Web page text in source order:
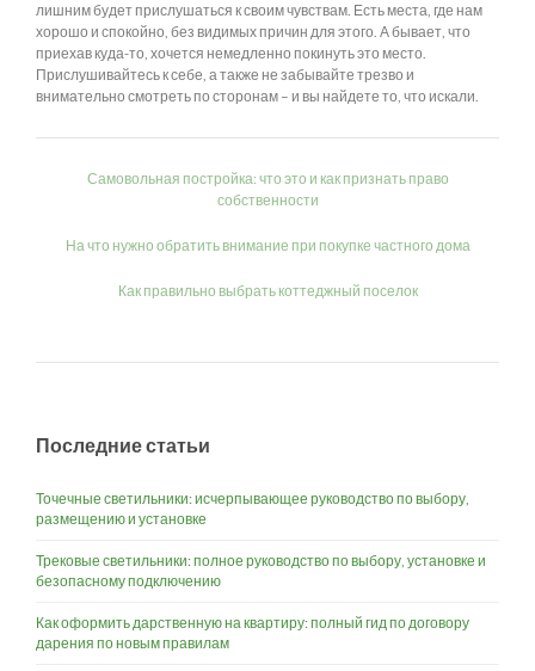
лишним будет прислушаться к своим чувствам. Есть места, где нам
хорошо и спокойно, без видимых причин для этого. А бывает, что
приехав куда-то, хочется немедленно покинуть это место.
Прислушивайтесь к себе, а также не забывайте трезво и
внимательно смотреть по сторонам – и вы найдете то, что искали.
Самовольная постройка: что это и как признать право
собственности
На что нужно обратить внимание при покупке частного дома
Как правильно выбрать коттеджный поселок
Последние статьи
Точечные светильники: исчерпывающее руководство по выбору,
размещению и установке
Трековые светильники: полное руководство по выбору, установке и
безопасному подключению
Как оформить дарственную на квартиру: полный гид по договору
дарения по новым правилам